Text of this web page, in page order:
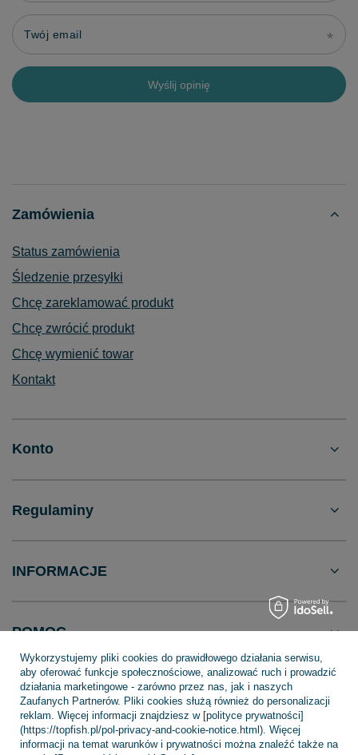
Twój email
Wyślij opinię
Zamówienia
Status zamówienia
Śledzenie przesyłki
Chcę zareklamować produkt
Chcę zwrócić produkt
Chcę wymienić towar
Kontakt
Konto
Regulaminy
INFORMACJE
POMOC
+48 695 775 577
kontakt@topfish.pl
TopFish Sp. z o.o. Sp.k,Klasztorna 38,83-400Kościerzyna
Wykorzystujemy pliki cookies do prawidłowego działania serwisu,
aby oferować funkcje społecznościowe, analizować ruch i prowadzić
działania marketingowe - zarówno przez nas, jak i naszych
Zaufanych Partnerów. Pliki cookies służą również do personalizacji
reklam. Więcej informacji znajdziesz w [polityce prywatności]
(https://topfish.pl/pol-privacy-and-cookie-notice.html). Więcej
informacji na temat warunków i prywatności można znaleźć także na